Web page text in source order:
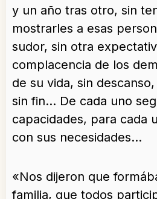
y un año tras otro, sin
mostrarles a esas
sudor, sin otra
complacencia de los
de su vida, sin
sin fin… De cada uno
capacidades, para cada
con sus necesidades…
«Nos dijeron que
familia, que todos